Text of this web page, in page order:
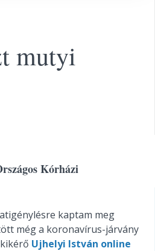
mutyi
Kórházi
kaptam meg
még a koronavírus-járvány
Ujhelyi István online